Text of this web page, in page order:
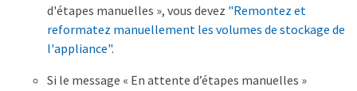
d'étapes manuelles », vous devez "Remontez et
reformatez manuellement les volumes de stockage de
l'appliance".
Si le message « En attente d’étapes manuelles »